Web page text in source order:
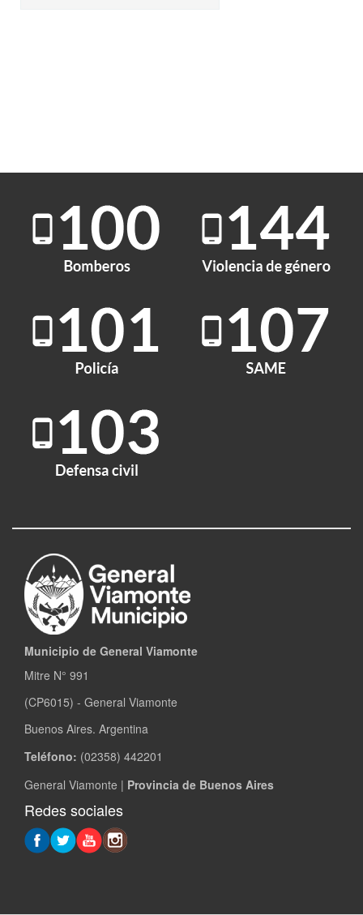
Municipio de General Viamonte
Mitre N° 991
(CP6015) - General Viamonte
Buenos Aires. Argentina
Teléfono: (02358) 442201
General Viamonte | Provincia de Buenos Aires
Redes sociales